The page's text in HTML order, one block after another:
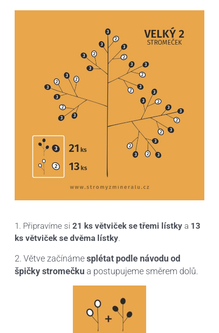
1. Připravíme si 21 ks větviček se třemi lístky a 13
ks větviček se dvěma lístky.
2. Větve začínámesplétat podle návodu od
špičky stromečku a postupujeme směrem dolů.